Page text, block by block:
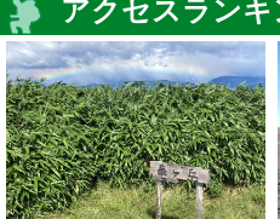
アクセスラン